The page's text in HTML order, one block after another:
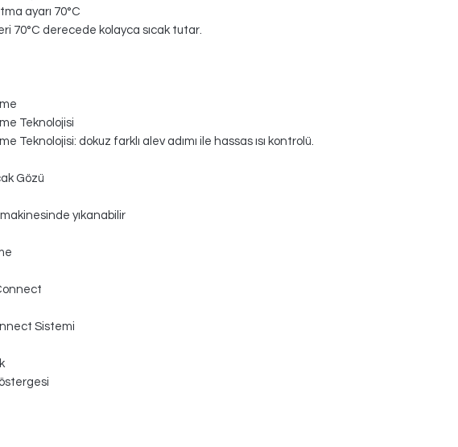
ayarı 70°C
70°C derecede kolayca sıcak tutar.
Teknolojisi
Teknolojisi: dokuz farklı alev adımı ile hassas ısı kontrolü.
Gözü
makinesinde yıkanabilir
Sistemi